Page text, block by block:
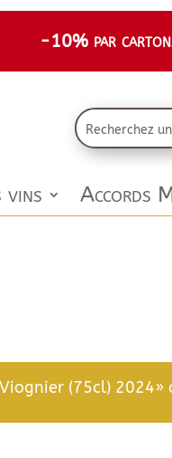
-10% par
vins Accords
(75cl)